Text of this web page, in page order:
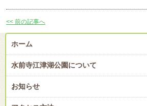
<< 前の記事へ
ホーム
水前寺江津湖公園について
お知らせ